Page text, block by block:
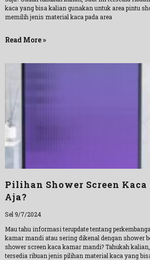
kaca yang bisa kalian gunakan untuk area pintu
memilih jenis material kaca pada area
Read More »
Pilihan Shower Screen Kaca
Aja?
Sel 9/7/2024
Mau tahu informasi terupdate tentang
kamar mandi atau sering dikenal dengan shower
shower screen kaca kamar mandi? Tahukah
tersedia ribuan jenis pilihan material kaca yang